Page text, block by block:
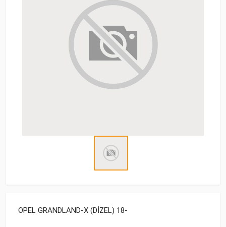
OPEL GRANDLAND-X (DİZEL) 18-